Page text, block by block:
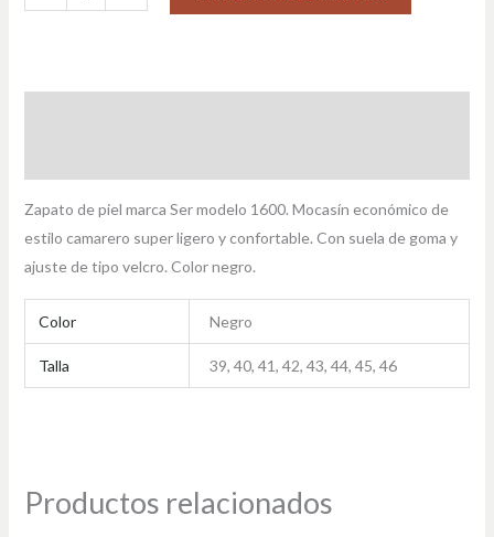
Zapato de piel marca Ser modelo 1600. Mocasín económico de
estilo camarero super ligero y confortable. Con suela de goma y
ajuste de tipo velcro. Color negro.
Color Negro
Talla 39, 40, 41, 42, 43, 44, 45, 46
Productos relacionados